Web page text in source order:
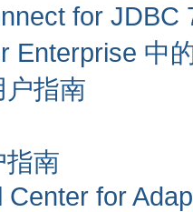
for JDBC
Enterprise 中
指南
指南
Center for